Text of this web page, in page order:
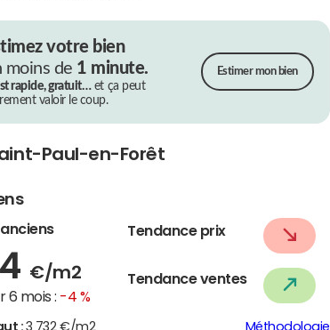
votre bien
moins de 1 minute.
rapide, gratuit…et ça peut
valoir le coup.
Estimer mon bien
Paul-en-Forêt
€/m2
6 mois : -4 %
Tendance prix
Tendance ventes
: 3 732 €/m2 Méthodologie